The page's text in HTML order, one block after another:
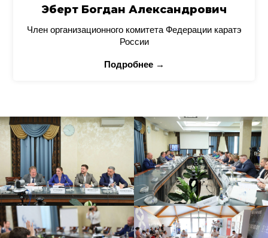
Эберт Богдан Александрович
Член организационного комитета Федерации каратэ
России
Подробнее →